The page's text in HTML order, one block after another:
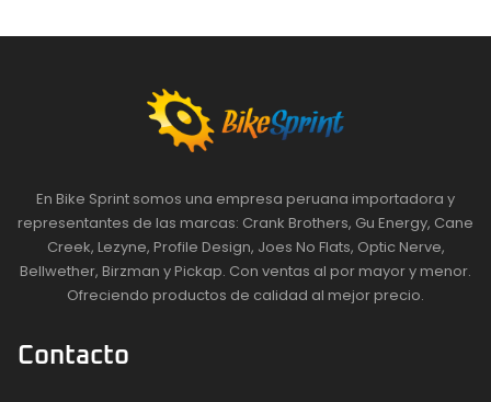
En Bike Sprint somos una empresa peruana importadora y
representantes de las marcas: Crank Brothers, Gu Energy, Cane
Creek, Lezyne, Profile Design, Joes No Flats, Optic Nerve,
Bellwether, Birzman y Pickap. Con ventas al por mayor y menor.
Ofreciendo productos de calidad al mejor precio.
Contacto